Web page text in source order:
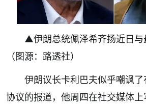
▲伊朗总统佩泽希齐扬近日与
（图源：路透社）
伊朗议长卡利巴夫似乎嘲讽
协议的报道，他周四在社交媒体上